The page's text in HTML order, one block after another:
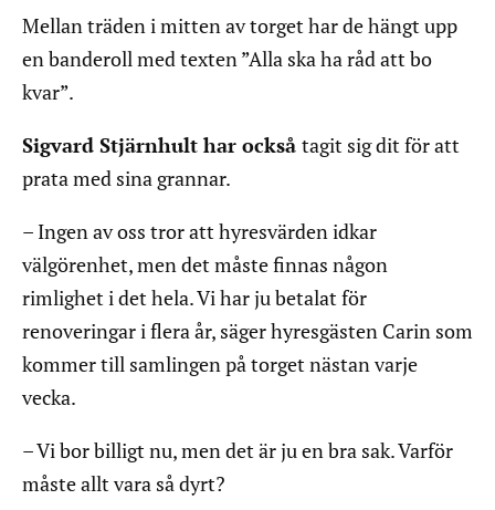
Mellan träden i mitten av torget har de hängt upp
en banderoll med texten ”Alla ska ha råd att bo
kvar”.
Sigvard Stjärnhult har också tagit sig dit för att
prata med sina grannar.
– Ingen av oss tror att hyresvärden idkar
välgörenhet, men det måste finnas någon
rimlighet i det hela. Vi har ju betalat för
renoveringar i flera år, säger hyresgästen Carin som
kommer till samlingen på torget nästan varje
vecka.
– Vi bor billigt nu, men det är ju en bra sak. Varför
måste allt vara så dyrt?